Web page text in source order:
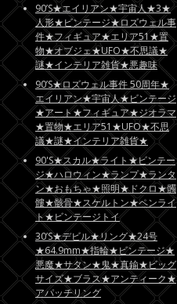
90’S★エイリアン★宇宙人★3★
人形★ビンテージ★ロズウェル事
件★フィギュア★エリア51★置
物★オブジェ★UFO★不思議★
謎★インテリア雑貨★悪趣味
90’S★ロズウェル事件 50周年★
エイリアン★宇宙人★ビンテージ
★アート★フィギュア★ジオラマ
★置物★エリア51★UFO★不思
議★謎★インテリア雑貨★
90'S★スカル★ライト★ビンテー
ジ★ハロウィン★ランプ★ランタ
ン★おもちゃ★照明★ドクロ★髑
髏★骸骨★スケルトン★ペンライ
ト★ビンテージトイ
30’S★デビル★リング★24号
★64.9mm★指輪★ビンテージ★
悪魔★サタン★鬼★真鍮★ビッグ
サイズ★ブラス★アンティーク★
アパッチリング